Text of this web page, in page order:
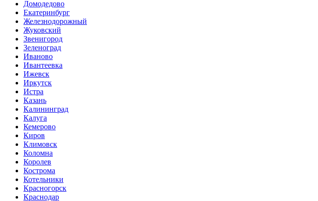
Домодедово
Екатеринбург
Железнодорожный
Жуковский
Звенигород
Зеленоград
Иваново
Ивантеевка
Ижевск
Иркутск
Истра
Казань
Калининград
Калуга
Кемерово
Киров
Климовск
Коломна
Королев
Кострома
Котельники
Красногорск
Краснодар